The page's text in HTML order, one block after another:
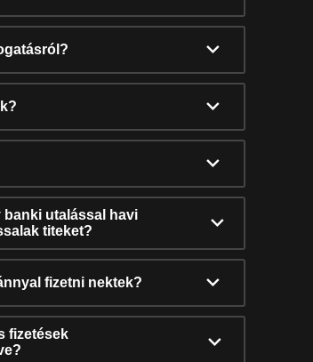
banki utalással havi
titeket?
fizetni nektek?
fizetések